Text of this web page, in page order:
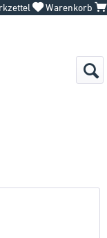
Warenkorb